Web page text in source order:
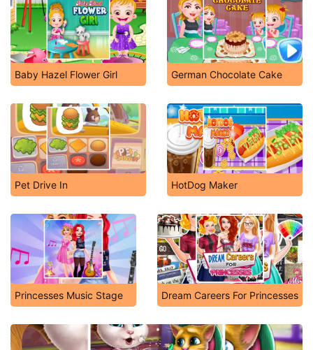
Baby Hazel Flower Girl German Chocolate Cake
Pet Drive In HotDog Maker
Princesses Music Stage Dream Careers For Princesses